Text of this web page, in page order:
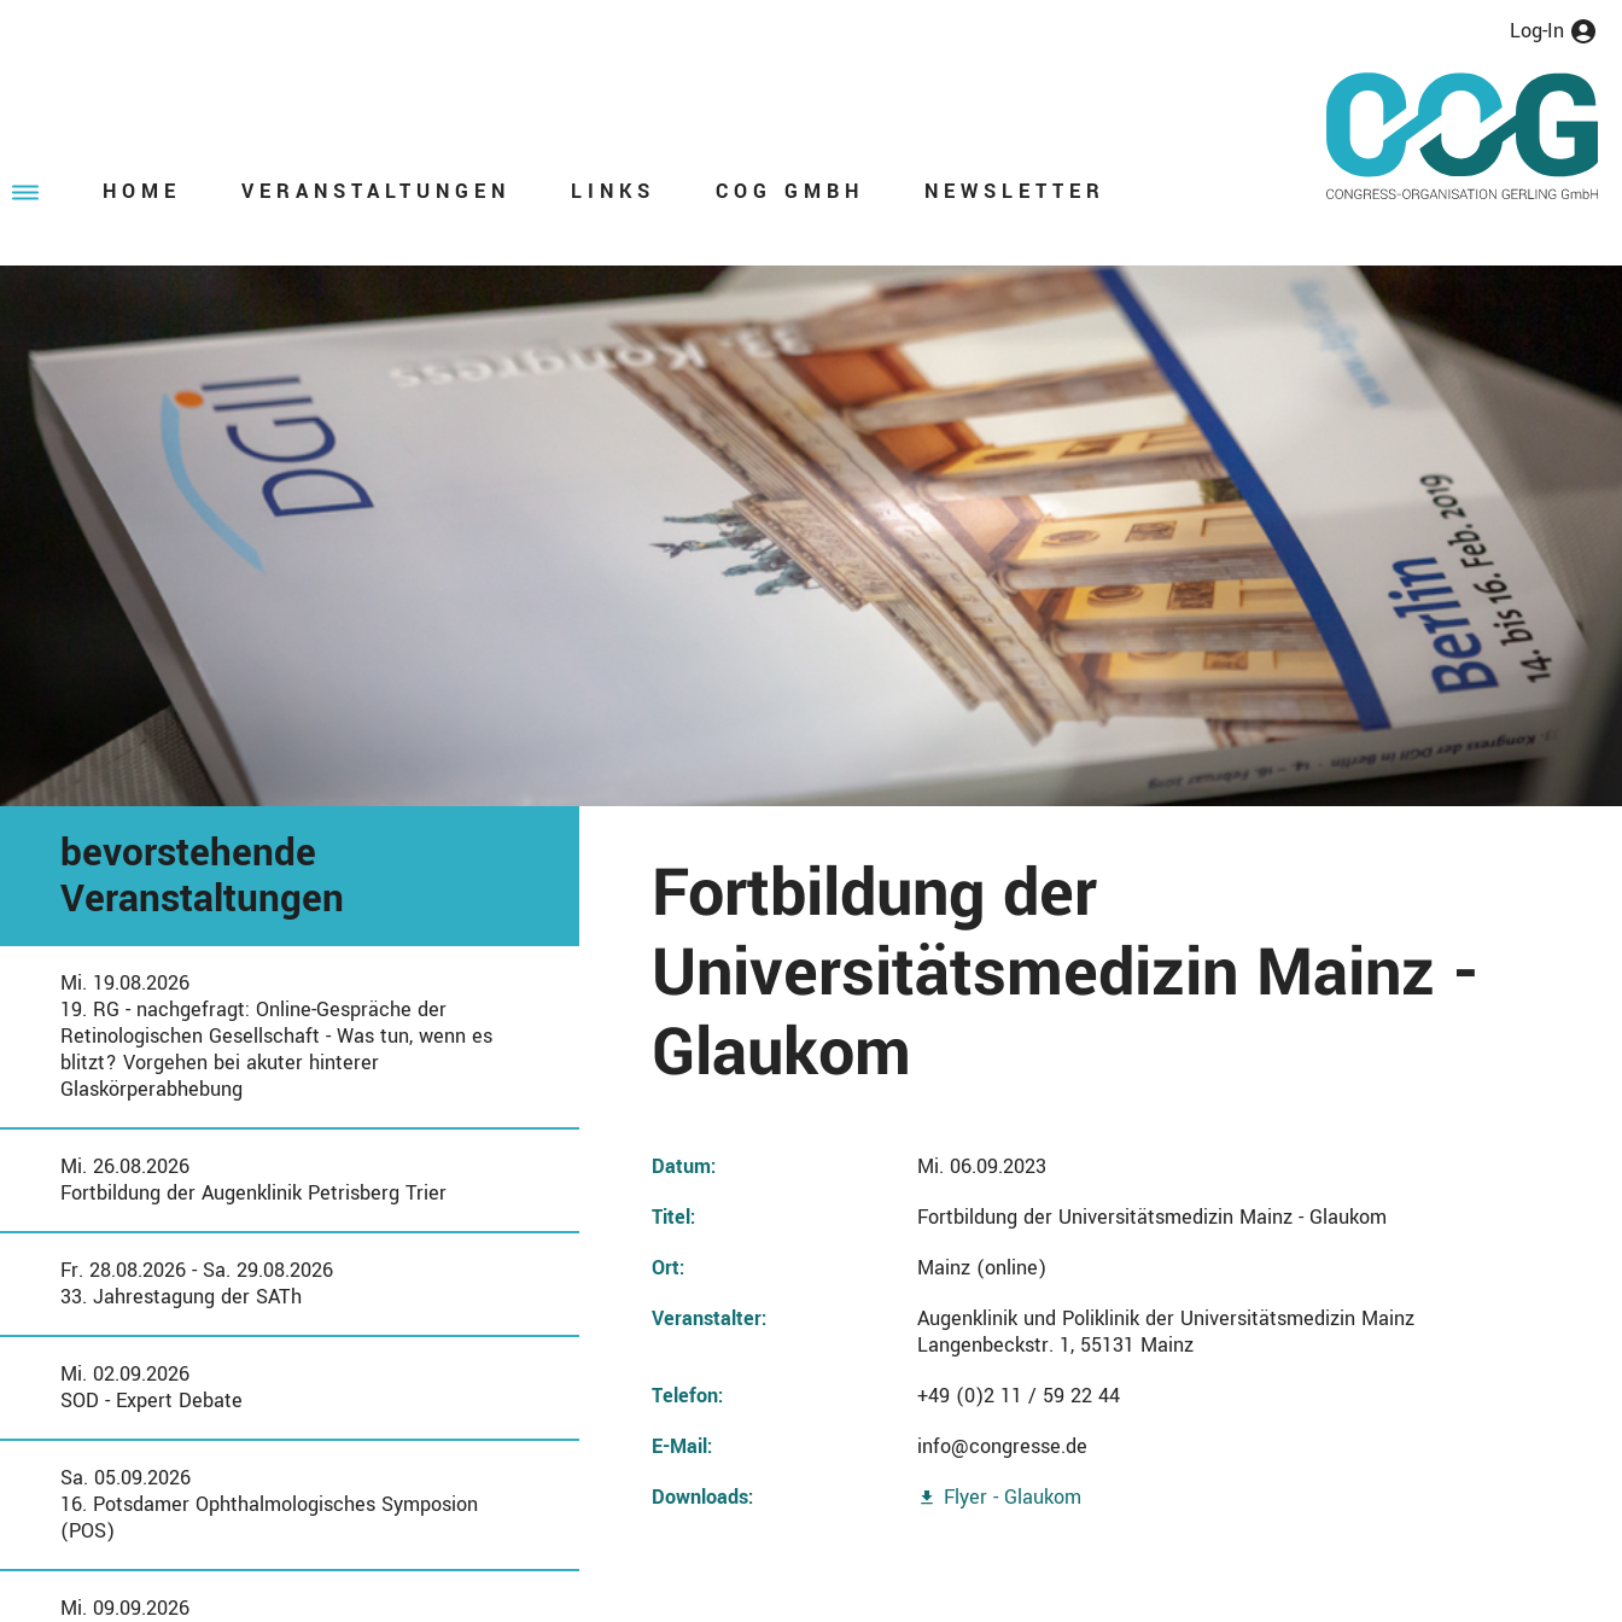
HOME VERANSTALTUNGEN LINKS COG GMBH NEWSLETTER
Log-In
Fortbildung der
Universitätsmedizin Mainz -
Glaukom
Datum:
Mi. 06.09.2023
Titel:
Fortbildung der Universitätsmedizin Mainz - Glaukom
Ort:
Mainz (online)
Veranstalter:
Augenklinik und Poliklinik der Universitätsmedizin Mainz
Langenbeckstr. 1, 55131 Mainz
Telefon:
+49 (0)2 11 / 59 22 44
E-Mail:
info@congresse.de
Downloads:
Flyer - Glaukom
bevorstehende
Veranstaltungen
Mi. 19.08.2026
19. RG - nachgefragt: Online-Gespräche der
Retinologischen Gesellschaft - Was tun, wenn es
blitzt? Vorgehen bei akuter hinterer
Glaskörperabhebung
Mi. 26.08.2026
Fortbildung der Augenklinik Petrisberg Trier
Fr. 28.08.2026 - Sa. 29.08.2026
33. Jahrestagung der SATh
Mi. 02.09.2026
SOD - Expert Debate
Sa. 05.09.2026
16. Potsdamer Ophthalmologisches Symposion
(POS)
Mi. 09.09.2026